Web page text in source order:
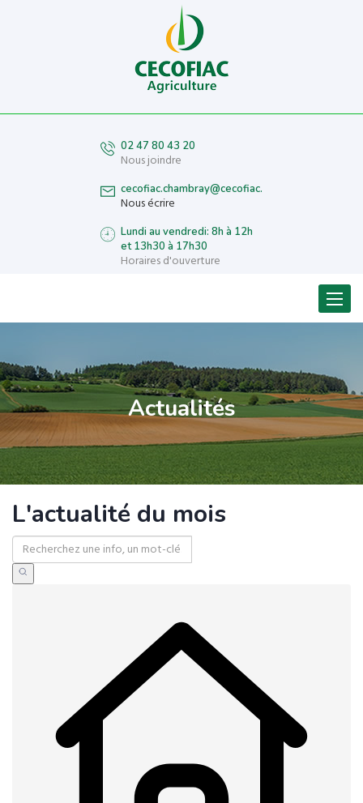
02 47 80 43 20
Nous joindre
cecofiac.chambray@cecofiac.fr
Nous écrire
Lundi au vendredi: 8h à 12h
et 13h30 à 17h30
Horaires d'ouverture
Menu
Actualités
L'actualité du mois